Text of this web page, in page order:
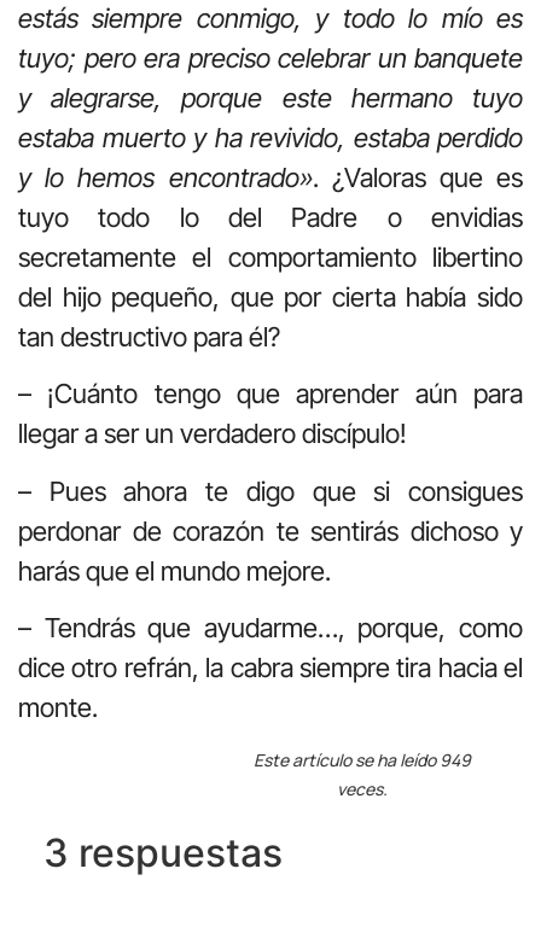
estás siempre conmigo, y todo lo mío es
tuyo; pero era preciso celebrar un banquete
y alegrarse, porque este hermano tuyo
estaba muerto y ha revivido, estaba perdido
y lo hemos encontrado». ¿Valoras que es
tuyo todo lo del Padre o envidias
secretamente el comportamiento libertino
del hijo pequeño, que por cierta había sido
tan destructivo para él?
– ¡Cuánto tengo que aprender aún para
llegar a ser un verdadero discípulo!
– Pues ahora te digo que si consigues
perdonar de corazón te sentirás dichoso y
harás que el mundo mejore.
– Tendrás que ayudarme…, porque, como
dice otro refrán, la cabra siempre tira hacia el
monte.
Este artículo se ha leído 949
veces.
3 respuestas